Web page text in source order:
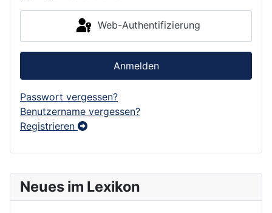
Neues im Lexikon
Web-Authentifizierung
Anmelden
Passwort vergessen?
Benutzername vergessen?
Registrieren